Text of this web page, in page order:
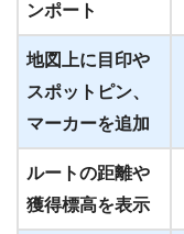
ンポート
地図上に目印や
スポットピン、
マーカーを追加
ルートの距離や
獲得標高を表示